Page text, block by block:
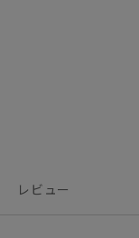
レビュー